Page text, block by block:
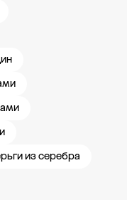
из серебра